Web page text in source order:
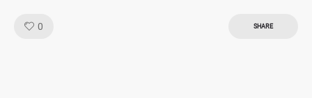
0 SHARE